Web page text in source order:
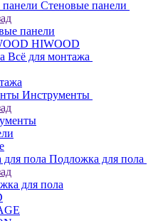
Стеновые панели
панели
HIWOOD
Всё для монтажа
Инструменты
Подложка для пола
для пола